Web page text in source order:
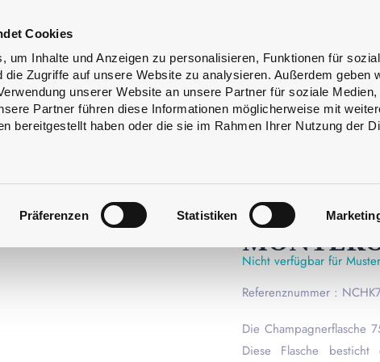
Cookies
um Inhalte und Anzeigen zu personalisieren, Funktionen für
die Zugriffe auf unsere Website zu analysieren. Außerdem geben
unserer Website an unsere Partner für soziale Medien,
Partner führen diese Informationen möglicherweise mit
bereitgestellt haben oder die sie im Rahmen Ihrer Nutzung der
Präferenzen Statistiken
Nicht verfügbar für
Referenznummer :
Die Champagnerflasche
Diese Flasche